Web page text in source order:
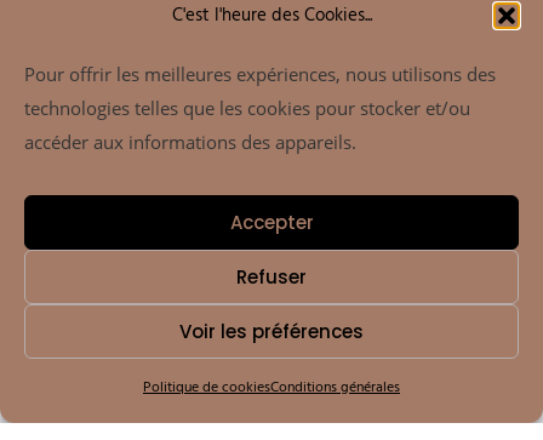
C'est l'heure des Cookies...
Pour offrir les meilleures expériences, nous utilisons des
technologies telles que les cookies pour stocker et/ou
accéder aux informations des appareils.
Accepter
Refuser
Voir les préférences
Politique de cookiesConditions générales
Creative Staff
MeetTeam